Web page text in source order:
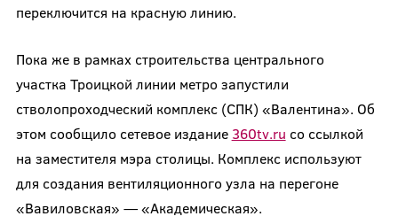
переключится на красную линию.
Пока же в рамках строительства центрального
участка Троицкой линии метро запустили
стволопроходческий комплекс (СПК) «Валентина». Об
этом сообщило сетевое издание 360tv.ru со ссылкой
на заместителя мэра столицы. Комплекс используют
для создания вентиляционного узла на перегоне
«Вавиловская» — «Академическая».